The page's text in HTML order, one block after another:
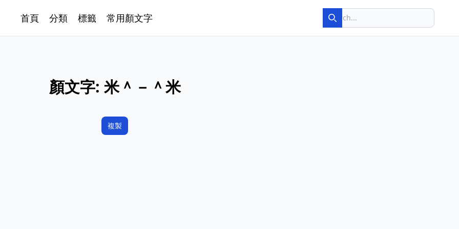
首頁 分類 標籤 常用顏文字
顏文字: 米＾－＾米
複製